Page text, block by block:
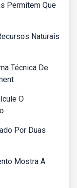
Permitem Que
Naturais
Técnica De
O
Por Duas
Mostra A